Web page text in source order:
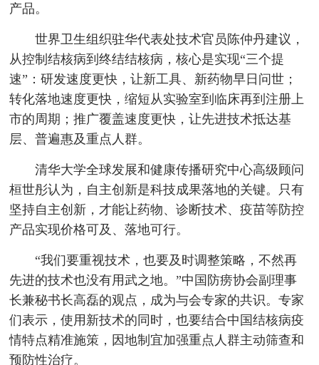
产品。
世界卫生组织驻华代表处技术官员陈仲丹建议，
从控制结核病到终结结核病，核心是实现“三个提
速”：研发速度更快，让新工具、新药物早日问世；
转化落地速度更快，缩短从实验室到临床再到注册上
市的周期；推广覆盖速度更快，让先进技术抵达基
层、普遍惠及重点人群。
清华大学全球发展和健康传播研究中心高级顾问
桓世彤认为，自主创新是科技成果落地的关键。只有
坚持自主创新，才能让药物、诊断技术、疫苗等防控
产品实现价格可及、落地可行。
“我们要重视技术，也要及时调整策略，不然再
先进的技术也没有用武之地。”中国防痨协会副理事
长兼秘书长高磊的观点，成为与会专家的共识。专家
们表示，使用新技术的同时，也要结合中国结核病疫
情特点精准施策，因地制宜加强重点人群主动筛查和
预防性治疗。